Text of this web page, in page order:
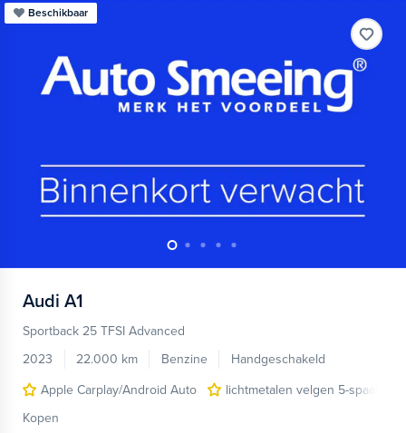
Beschikbaar
Audi A1
Sportback 25 TFSI Advanced
2023
22.000 km Benzine
Handgeschakeld
Apple Carplay/Android Auto
lichtmetalen velgen 5-spaaks
Kopen